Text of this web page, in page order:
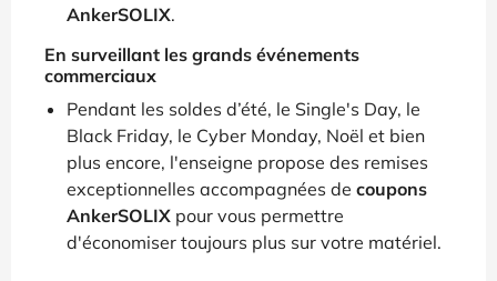
AnkerSOLIX.
En surveillant les grands événements
commerciaux
Pendant les soldes d’été, le Single's Day, le
Black Friday, le Cyber Monday, Noël et bien
plus encore, l'enseigne propose des remises
exceptionnelles accompagnées de coupons
AnkerSOLIX pour vous permettre
d'économiser toujours plus sur votre matériel.